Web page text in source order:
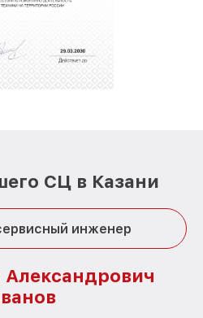
СЦ в Казани
инженер
Александрович